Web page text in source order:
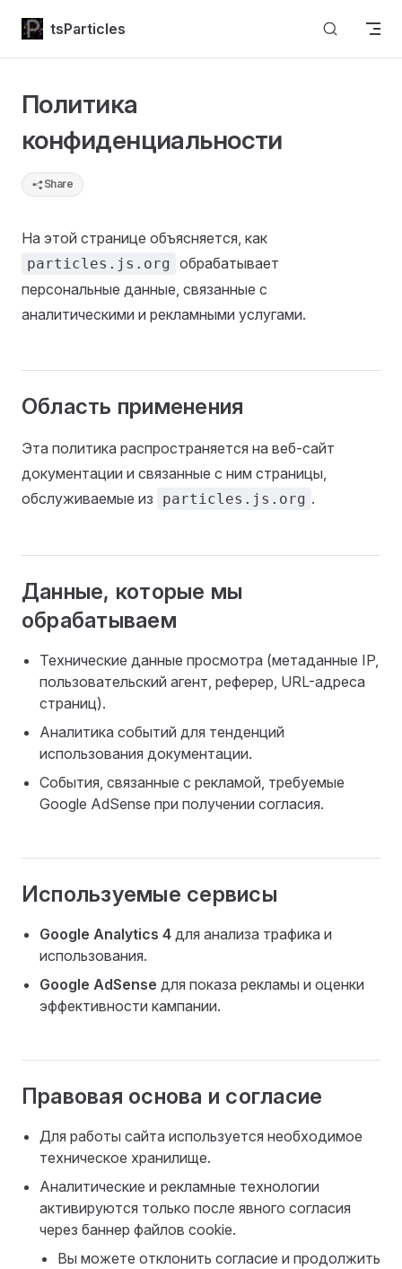
Skip to content
tsParticles
Политика
конфиденциальности
Share
На этой странице объясняется, как
particles.js.org обрабатывает
персональные данные, связанные с
аналитическими и рекламными услугами.
Область применения
Эта политика распространяется на веб-сайт
документации и связанные с ним страницы,
обслуживаемые из
particles.js.org .
Данные, которые мы
обрабатываем
Технические данные просмотра (метаданные IP,
пользовательский агент, реферер, URL-адреса
страниц).
Аналитика событий для тенденций
использования документации.
События, связанные с рекламой, требуемые
Google AdSense при получении согласия.
Используемые сервисы
Google Analytics 4 для анализа трафика и
использования.
Google AdSense для показа рекламы и оценки
эффективности кампании.
Правовая основа и согласие
Для работы сайта используется необходимое
техническое хранилище.
Аналитические и рекламные технологии
активируются только после явного согласия
через баннер файлов cookie.
Вы можете отклонить согласие и продолжить